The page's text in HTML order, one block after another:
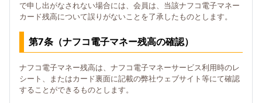
で申し出がなされない場合には、会員は、当該ナフコ電子マネー
カード残高について誤りがないことを了承したものとします。
第7条（ナフコ電子マネー残高の確認）
ナフコ電子マネー残高は、ナフコ電子マネーサービス利用時のレ
シート、またはカード裏面に記載の弊社ウェブサイト等にて確認
することができるものとします。